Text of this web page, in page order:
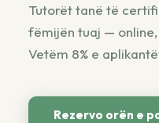
Tutorët tanë të
fëmijën tuaj —
Vetëm 8% e
Rezervo orën e